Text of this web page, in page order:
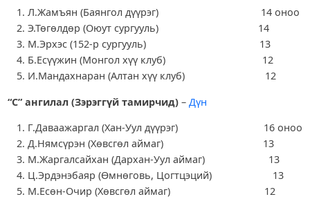
Л.Жамъян (Баянгол дүүрэг) 14 оноо
Э.Төгөлдөр (Оюут сургууль) 14
М.Эрхэс (152-р сургууль) 13
Б.Есүүжин (Монгол хүү клуб) 12
И.Мандахнаран (Алтан хүү клуб) 12
“С” ангилал (Зэрэггүй тамирчид)– Дүн
Г.Даваажаргал (Хан-Уул дүүрэг) 16 оноо
Д.Нямсүрэн (Хөвсгөл аймаг) 13
М.Жаргалсайхан (Дархан-Уул аймаг) 13
Ц.Эрдэнэбаяр (Өмнөговь, Цогтцэций) 13
М.Есөн-Очир (Хөвсгөл аймаг) 12